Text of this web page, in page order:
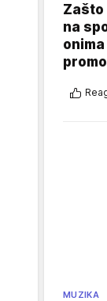
Zašto
na
MUZIKA